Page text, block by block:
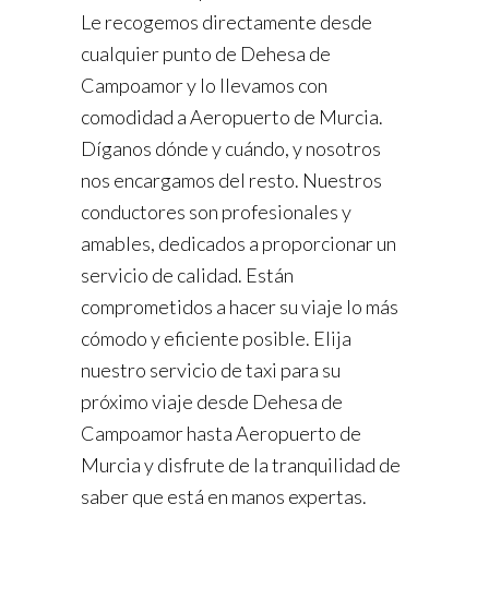
Le recogemos directamente desde
cualquier punto de Dehesa de
Campoamor y lo llevamos con
comodidad a Aeropuerto de Murcia.
Díganos dónde y cuándo, y nosotros
nos encargamos del resto. Nuestros
conductores son profesionales y
amables, dedicados a proporcionar un
servicio de calidad. Están
comprometidos a hacer su viaje lo más
cómodo y eficiente posible. Elija
nuestro servicio de taxi para su
próximo viaje desde Dehesa de
Campoamor hasta Aeropuerto de
Murcia y disfrute de la tranquilidad de
saber que está en manos expertas.